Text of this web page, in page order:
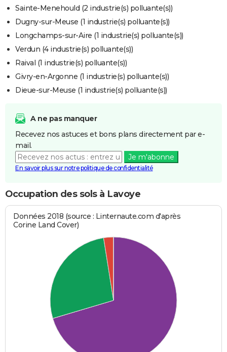
FORUM
Bricolage
Lifestyle
Culture
Sport
Auto
Television
Voyage
Cinema
Sainte-Menehould (2 industrie(s) polluante(s))
Dugny-sur-Meuse (1 industrie(s) polluante(s))
Longchamps-sur-Aire (1 industrie(s) polluante(s))
Verdun (4 industrie(s) polluante(s))
Raival (1 industrie(s) polluante(s))
Givry-en-Argonne (1 industrie(s) polluante(s))
Dieue-sur-Meuse (1 industrie(s) polluante(s))
A ne pas manquer
Recevez nos astuces et bons plans directement par e-
mail.
Je m'abonne
En savoir plus sur notre politique de confidentialité
Occupation des sols à Lavoye
Données 2018 (source : Linternaute.com d'après
Corine Land Cover)